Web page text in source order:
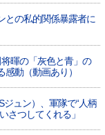
との私的関係暴露者に
暉の「灰色と青」の
動（動画あり）
ジュン）、軍隊で“人柄
さつしてくれる」